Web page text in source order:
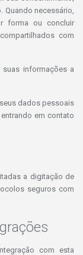
Quando necessário,
forma ou concluir
com
informações a
dados pessoais
em contato
a digitação de
seguros com
com esta